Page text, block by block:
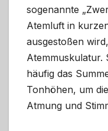
sogenannte
Atemluft in
ausgestoßen
Atemmuskulatur.
häufig das
Tonhöhen, um
Atmung und